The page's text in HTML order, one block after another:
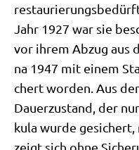
Jahr 1927 war sie
vor ihrem Abzug aus
na 1947 mit einem
chert wor­den. Aus
Dau­er­zu­stand, der
ku­la wur­de